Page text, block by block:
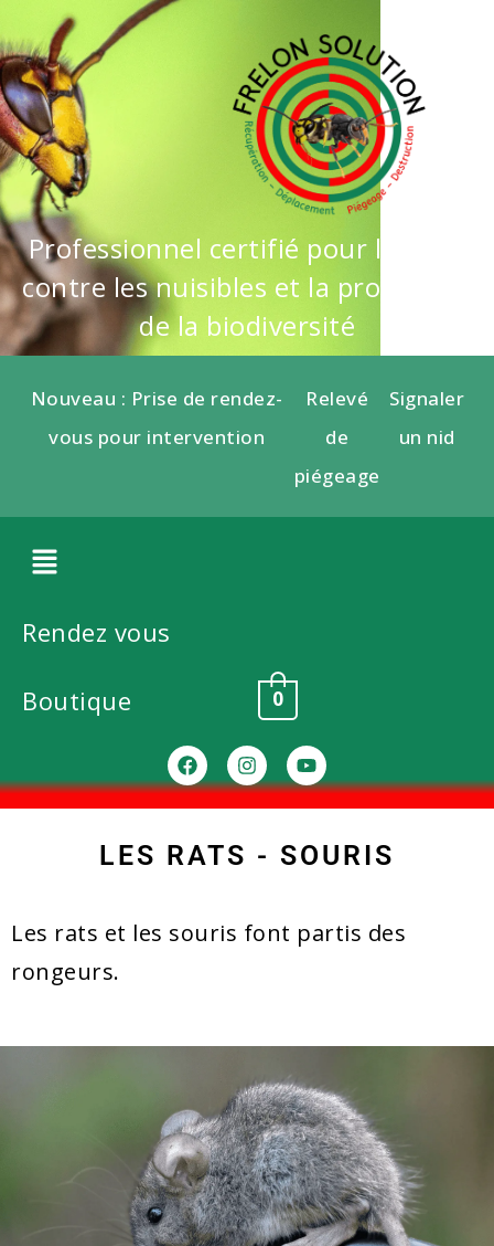
Professionnel certifié pour la lutte
contre les nuisibles et la protection
de la biodiversité
Nouveau : Prise de rendez-
vous pour intervention
Relevé
de
piégeage
Signaler
un nid
Rendez vous
Boutique 0
LES RATS - SOURIS
Les rats et les souris font partis des
rongeurs.